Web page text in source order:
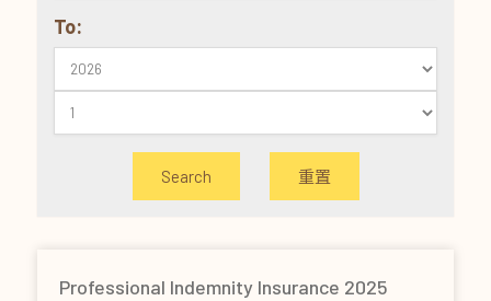
To:
重置
Professional Indemnity Insurance 2025